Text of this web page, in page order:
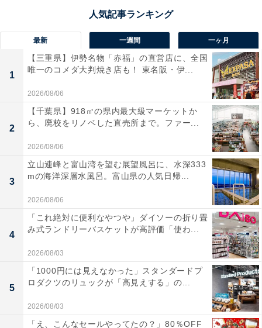
最新 一週間 一ヶ月
1
【三重県】伊勢名物「赤福」の直営店に、全国
唯一のコメダ大判焼き店も！ 東名阪・伊...
2026/08/06
2
【千葉県】918㎡の県内最大級マーケットか
ら、廃校をリノベした直売所まで。ファー...
2026/08/06
3
立山連峰と富山湾を望む展望風呂に、水深333
mの海洋深層水風呂。富山県の人気日帰...
2026/08/06
4
「これ絶対に便利なやつや」ダイソーの折り畳
み式ランドリーバスケットが高評価「使わ...
2026/08/03
5
「1000円には見えなかった」スタンダードプ
ロダクツのリュックが「高見えする」の...
2026/08/03
「え、こんなセールやってたの？」80％OFF